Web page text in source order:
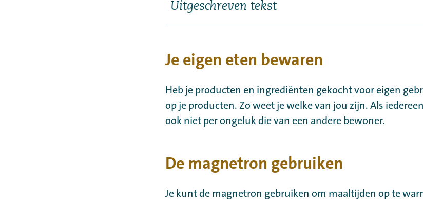
Uitgeschreven tekst
Je eigen eten bewaren
Heb je producten en ingrediënten gekocht voor eigen
op je producten. Zo weet je welke van jou zijn. Als
ook niet per ongeluk die van een andere bewoner.
De magnetron gebruiken
Je kunt de magnetron gebruiken om maaltijden op te